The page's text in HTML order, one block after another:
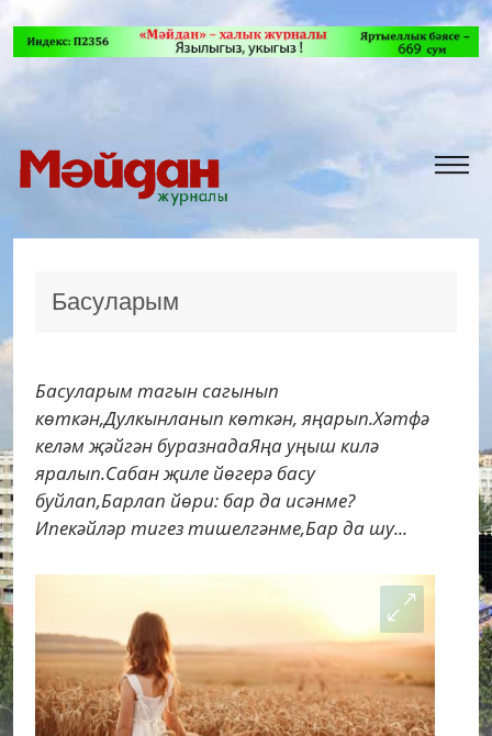
Басуларым
Басуларым тагын сагынып
көткән,Дулкынланып көткән, яңарып.Хәтфә
келәм җәйгән буразнадаЯңа уңыш килә
яралып.Сабан җиле йөгерә басу
буйлап,Барлап йөри: бар да исәнме?
Ипекәйләр тигез тишелгәнме,Бар да шу...